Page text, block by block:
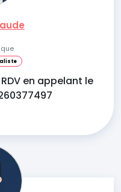
en appelant le